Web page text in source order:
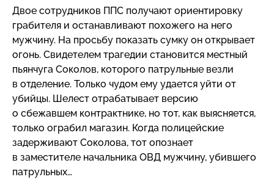
Двое сотрудников ППС получают ориентировку
грабителя и останавливают похожего на него
мужчину. На просьбу показать сумку он открывает
огонь. Свидетелем трагедии становится местный
пьянчуга Соколов, которого патрульные везли
в отделение. Только чудом ему удается уйти от
убийцы. Шелест отрабатывает версию
о сбежавшем контрактнике, но тот, как выясняется,
только ограбил магазин. Когда полицейские
задерживают Соколова, тот опознает
в заместителе начальника ОВД мужчину, убившего
патрульных…